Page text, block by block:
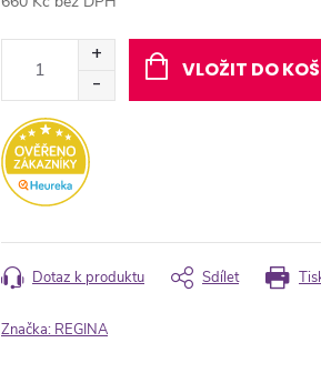
VLOŽIT DO
Dotaz k produktu Sdílet
Značka: REGINA